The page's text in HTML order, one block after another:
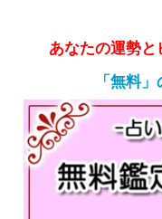
あなたの運勢と
「無料